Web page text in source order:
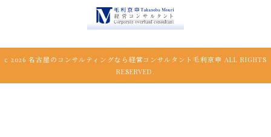
c 2026 名古屋のコンサルティングなら経営コンサルタント毛利京申 ALL RIGHTS
RESERVED.